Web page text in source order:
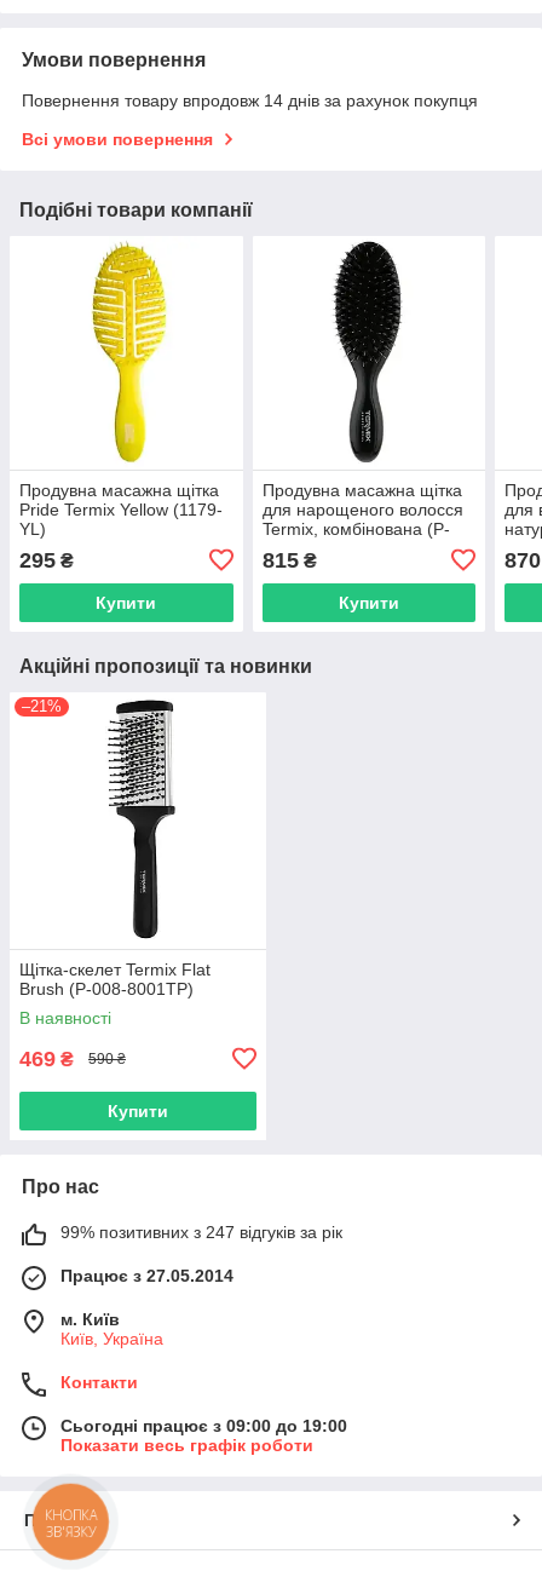
Умови повернення
Повернення товару впродовж 14 днів за рахунок покупця
Всі умови повернення
Подібні товари компанії
Продувна масажна щітка
Pride Termix Yellow (1179-
YL)
295 ₴
Купити
Продувна масажна щітка
для нарощеного волосся
Termix, комбінована (P-
815₴
Купити
для
870
Акційні пропозиції та новинки
–21%
Щітка-скелет Termix Flat
Brush (P-008-8001TP)
В наявності
469 ₴ 590 ₴
Купити
Про нас
99% позитивних з 247 відгуків за рік
Працює з 27.05.2014
м. Київ
Київ, Україна
Контакти
Сьогодні працює з 09:00 до 19:00
Показати весь графік роботи
Про нас
КНОПКА
ЗВ'ЯЗКУ